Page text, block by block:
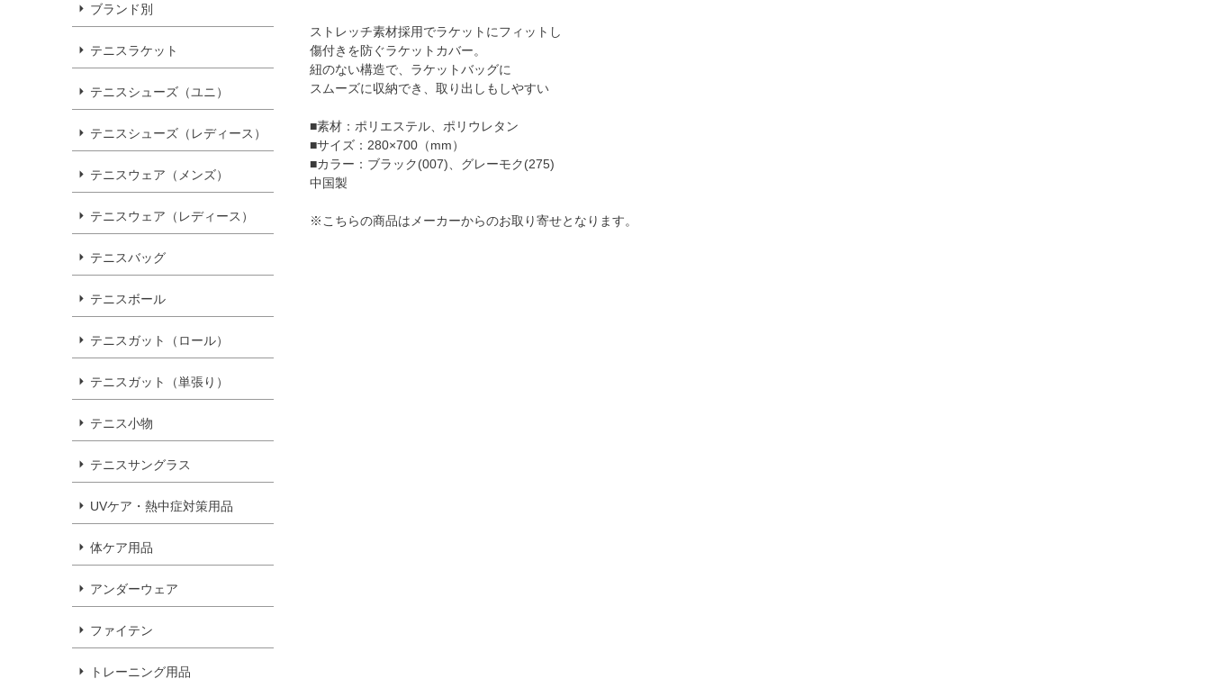
ブランド別
テニスラケット
テニスシューズ（ユニ）
テニスシューズ（レディース）
テニスウェア（メンズ）
テニスウェア（レディース）
テニスバッグ
テニスボール
テニスガット（ロール）
テニスガット（単張り）
テニス小物
テニスサングラス
UVケア・熱中症対策用品
体ケア用品
アンダーウェア
ファイテン
トレーニング用品
ストレッチ素材採用でラケットにフィットし
傷付きを防ぐラケットカバー。
紐のない構造で、ラケットバッグに
スムーズに収納でき、取り出しもしやすい
■素材：ポリエステル、ポリウレタン
■サイズ：280×700（mm）
■カラー：ブラック(007)、グレーモク(275)
中国製
※こちらの商品はメーカーからのお取り寄せとなります。